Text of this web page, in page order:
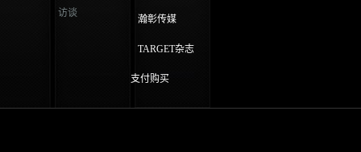
访谈
瀚彰传媒
TARGET杂志
支付购买